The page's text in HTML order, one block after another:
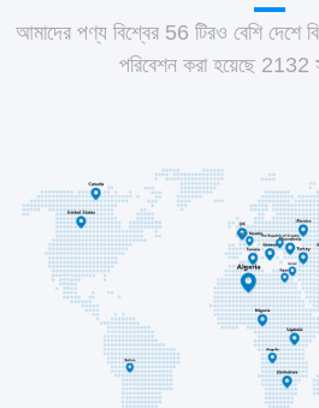
আমাদের পণ্য বিশ্বের 56 টিরও বেশি দেশে
পরিবেশন করা হয়েছে 2132